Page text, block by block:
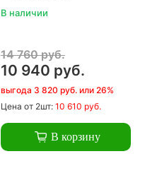
В наличии
14 760 руб.
10 940 руб.
выгода 3 820 руб. или 26%
Цена от 2шт: 10 610 руб.
В корзину